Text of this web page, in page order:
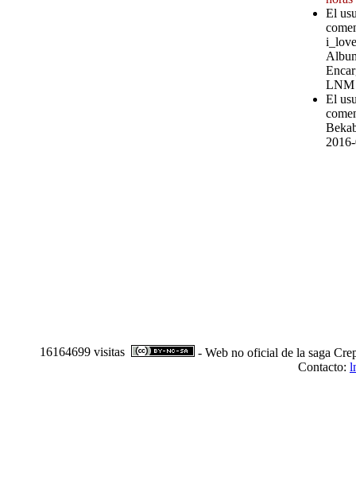
El
LNM
El
16164699 visitas
- Web no oficial de la saga
Contacto: